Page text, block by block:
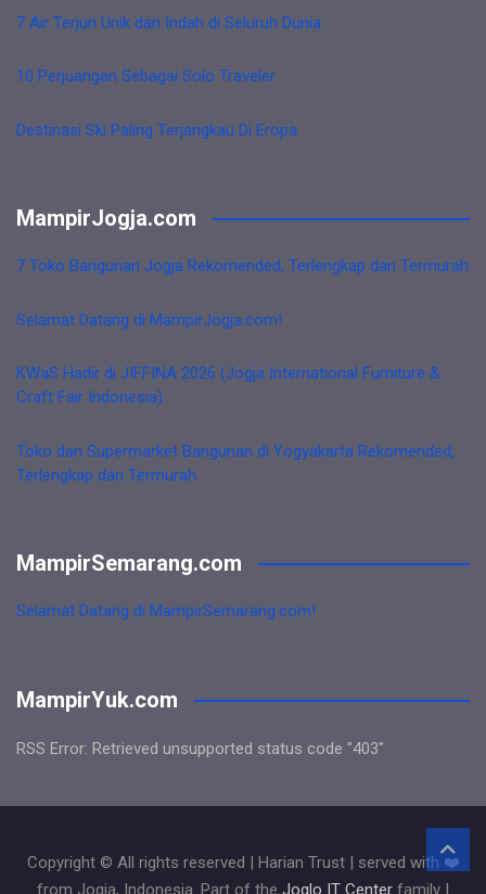
7 Air Terjun Unik dan Indah di Seluruh Dunia
10 Perjuangan Sebagai Solo Traveler
Destinasi Ski Paling Terjangkau Di Eropa
MampirJogja.com
7 Toko Bangunan Jogja Rekomended, Terlengkap dan Termurah
Selamat Datang di MampirJogja.com!
KWaS Hadir di JIFFINA 2026 (Jogja International Furniture &
Craft Fair Indonesia)
Toko dan Supermarket Bangunan di Yogyakarta Rekomended,
Terlengkap dan Termurah
MampirSemarang.com
Selamat Datang di MampirSemarang.com!
MampirYuk.com
RSS Error: Retrieved unsupported status code "403"
Copyright © All rights reserved | Harian Trust | served with ❤️
from Jogja, Indonesia. Part of the Joglo IT Center family |